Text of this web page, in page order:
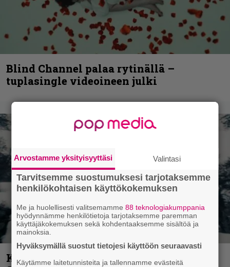
Blind Channel palaa rytinällä –
tuplasingle videoineen julki
Kunnianosoitus hyiselle Pohjolalle –
Arvostamme yksityisyyttäsi Valintasi
Tarvitsemme suostumuksesi tarjotaksemme
henkilökohtaisen käyttökokemuksen
Me ja huolellisesti valitsemamme88 teknologiakumppania
hyödynnämme henkilötietoja tarjotaksemme paremman
käyttäjäkokemuksen sekä kohdentaaksemme sisältöä ja
mainoksia.
Hyväksymällä suostut tietojesi käyttöön seuraavasti
Käytämme laitetunnisteita ja tallennamme evästeitä